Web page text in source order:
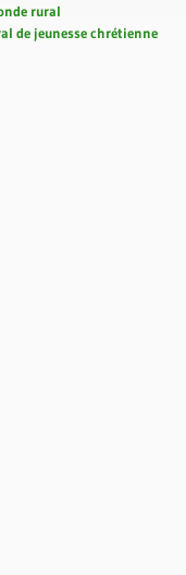
rural
de jeunesse chrétienne